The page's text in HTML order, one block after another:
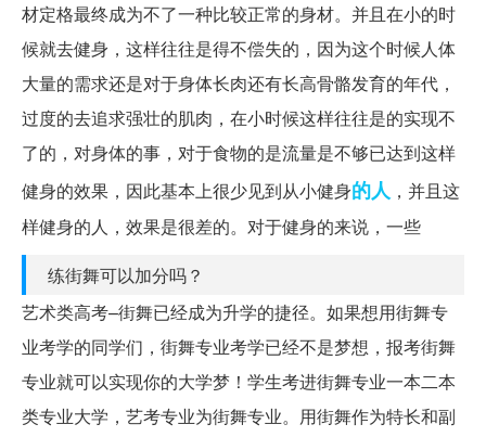
材定格最终成为不了一种比较正常的身材。并且在小的时
候就去健身，这样往往是得不偿失的，因为这个时候人体
大量的需求还是对于身体长肉还有长高骨骼发育的年代，
过度的去追求强壮的肌肉，在小时候这样往往是的实现不
了的，对身体的事，对于食物的是流量是不够已达到这样
健身的效果，因此基本上很少见到从小健身的人 ，并且这
样健身的人，效果是很差的。对于健身的来说，一些
练街舞可以加分吗？
艺术类高考–街舞已经成为升学的捷径。如果想用街舞专
业考学的同学们，街舞专业考学已经不是梦想，报考街舞
专业就可以实现你的大学梦！学生考进街舞专业一本二本
类专业大学，艺考专业为街舞专业。用街舞作为特长和副